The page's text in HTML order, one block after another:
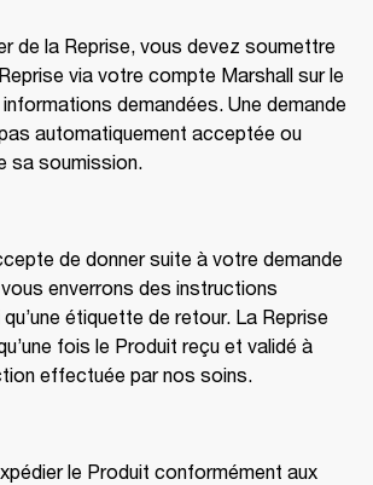
de la Reprise, vous devez soumettre
via votre compte Marshall sur le
demandées. Une demande
automatiquement acceptée ou
sa soumission.
de donner suite à votre demande
enverrons des instructions
étiquette de retour. La Reprise
fois le Produit reçu et validé à
effectuée par nos soins.
le Produit conformément aux